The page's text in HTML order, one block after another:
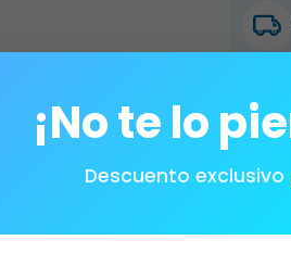
¡No te lo
Descuento